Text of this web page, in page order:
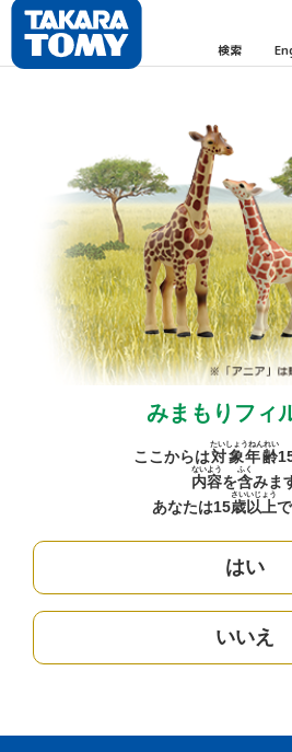
検索
みまもりフィ
ここからは対象年齢
たいしょうねんれい
内容
ないよう
を含
ふく
みま
あなたは15歳
さい
以上
いじょう
はい
いいえ